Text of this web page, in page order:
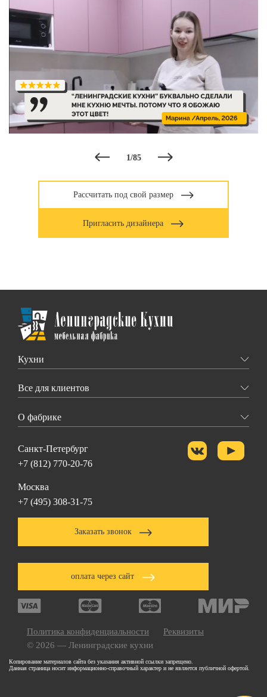
1/85
Рассчитать под свой размер
Пригласить дизайнера
Кухни
Все для клиентов
О фабрике
Санкт-Петербург
+7 (812) 770-20-76
Москва
+7 (495) 308-31-75
Заказать звонок
оплата через сайт
Политика конфиденциальности
Реквизиты
© 2026 — Ленинградские кухни
Копирование материалов сайта без указания активной ссылки запрещено.
Данная страница носит информационно-справочный характер и не является публичной офертой.